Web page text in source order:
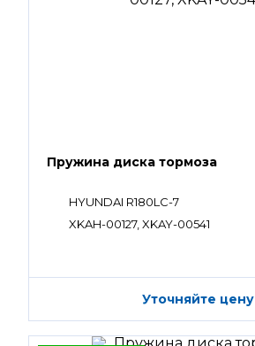
Пружина диска тормоза
HYUNDAI R180LC-7
XKAH-00127, XKAY-00541
Уточняйте цену